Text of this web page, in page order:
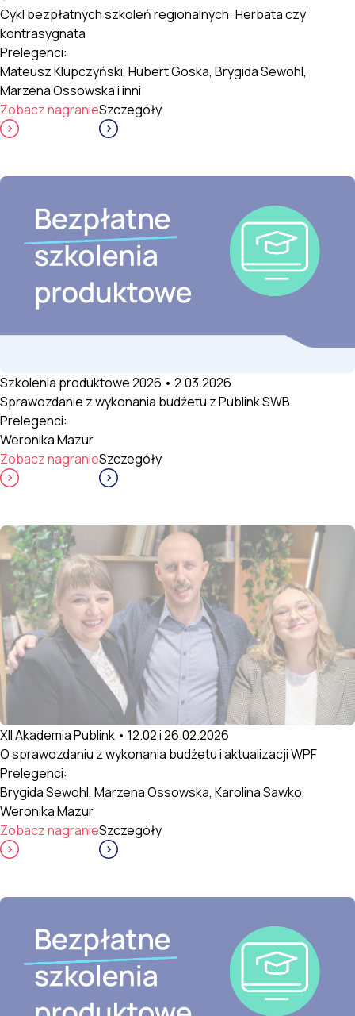
Cykl bezpłatnych szkoleń regionalnych: Herbata czy
kontrasygnata
Prelegenci:
Mateusz Klupczyński, Hubert Goska, Brygida Sewohl,
Marzena Ossowska i inni
Zobacz nagranieSzczegóły
Szkolenia produktowe 2026 • 2.03.2026
Sprawozdanie z wykonania budżetu z Publink SWB
Prelegenci:
Weronika Mazur
Zobacz nagranieSzczegóły
XII Akademia Publink • 12.02 i 26.02.2026
O sprawozdaniu z wykonania budżetu i aktualizacji WPF
Prelegenci:
Brygida Sewohl, Marzena Ossowska, Karolina Sawko,
Weronika Mazur
Zobacz nagranieSzczegóły